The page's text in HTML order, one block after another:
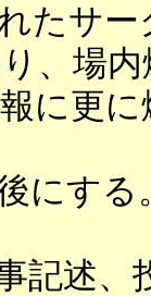
たサ
、場
に更に
にする
記述、